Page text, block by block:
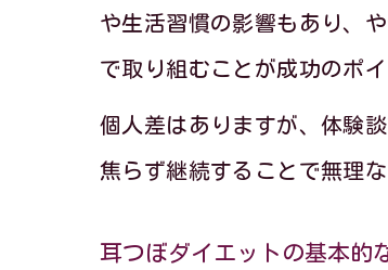
や生活習慣の影響もあり、
で取り組むことが成功のポイ
個人差はありますが、体験
焦らず継続することで無理
耳つぼダイエットの基本的